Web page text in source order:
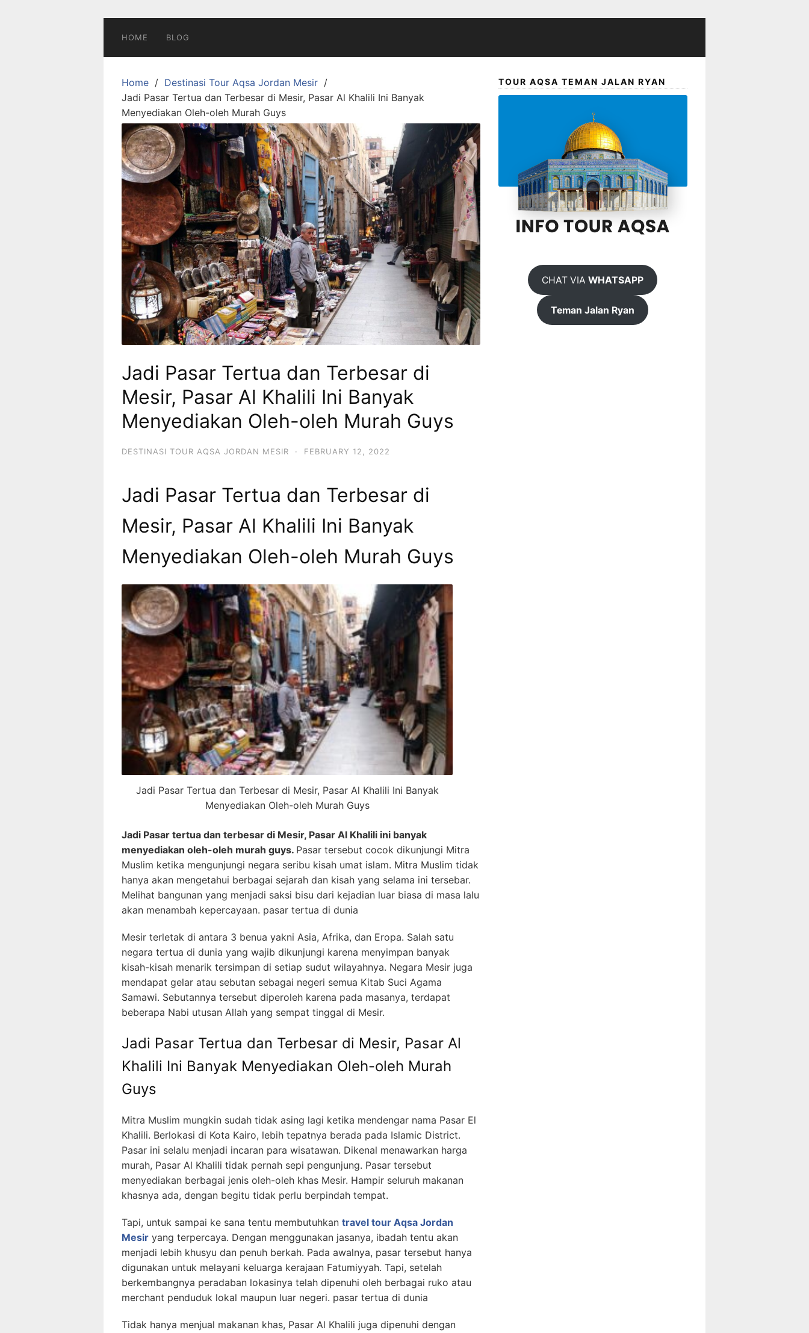
HOME BLOG
Home
Destinasi Tour Aqsa Jordan Mesir
Jadi Pasar Tertua dan Terbesar di Mesir, Pasar Al Khalili Ini Banyak
Menyediakan Oleh-oleh Murah Guys
Jadi Pasar Tertua dan Terbesar di
Mesir, Pasar Al Khalili Ini Banyak
Menyediakan Oleh-oleh Murah Guys
DESTINASI TOUR AQSA JORDAN MESIR · FEBRUARY 12, 2022
Jadi Pasar Tertua dan Terbesar di
Mesir, Pasar Al Khalili Ini Banyak
Menyediakan Oleh-oleh Murah Guys
Jadi Pasar Tertua dan Terbesar di Mesir, Pasar Al Khalili Ini Banyak
Menyediakan Oleh-oleh Murah Guys
Jadi Pasar tertua dan terbesar di Mesir, Pasar Al Khalili ini banyak
menyediakan oleh-oleh murah guys. Pasar tersebut cocok dikunjungi Mitra
Muslim ketika mengunjungi negara seribu kisah umat islam. Mitra Muslim tidak
hanya akan mengetahui berbagai sejarah dan kisah yang selama ini tersebar.
Melihat bangunan yang menjadi saksi bisu dari kejadian luar biasa di masa lalu
akan menambah kepercayaan. pasar tertua di dunia
Mesir terletak di antara 3 benua yakni Asia, Afrika, dan Eropa. Salah satu
negara tertua di dunia yang wajib dikunjungi karena menyimpan banyak
kisah-kisah menarik tersimpan di setiap sudut wilayahnya. Negara Mesir juga
mendapat gelar atau sebutan sebagai negeri semua Kitab Suci Agama
Samawi. Sebutannya tersebut diperoleh karena pada masanya, terdapat
beberapa Nabi utusan Allah yang sempat tinggal di Mesir.
Jadi Pasar Tertua dan Terbesar di Mesir, Pasar Al
Khalili Ini Banyak Menyediakan Oleh-oleh Murah
Guys
Mitra Muslim mungkin sudah tidak asing lagi ketika mendengar nama Pasar El
Khalili. Berlokasi di Kota Kairo, lebih tepatnya berada pada Islamic District.
Pasar ini selalu menjadi incaran para wisatawan. Dikenal menawarkan harga
murah, Pasar Al Khalili tidak pernah sepi pengunjung. Pasar tersebut
menyediakan berbagai jenis oleh-oleh khas Mesir. Hampir seluruh makanan
khasnya ada, dengan begitu tidak perlu berpindah tempat.
Tapi, untuk sampai ke sana tentu membutuhkan travel tour Aqsa Jordan
Mesir yang terpercaya. Dengan menggunakan jasanya, ibadah tentu akan
menjadi lebih khusyu dan penuh berkah. Pada awalnya, pasar tersebut hanya
digunakan untuk melayani keluarga kerajaan Fatumiyyah. Tapi, setelah
berkembangnya peradaban lokasinya telah dipenuhi oleh berbagai ruko atau
merchant penduduk lokal maupun luar negeri. pasar tertua di dunia
Tidak hanya menjual makanan khas, Pasar Al Khalili juga dipenuhi dengan
TOUR AQSA TEMAN JALAN RYAN
CHAT VIAWHATSAPP
Teman Jalan Ryan